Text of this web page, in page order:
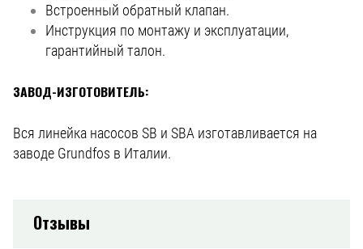
Встроенный обратный клапан.
Инструкция по монтажу и эксплуатации,
гарантийный талон.
ЗАВОД-ИЗГОТОВИТЕЛЬ:
Вся линейка насосов SB и SBA изготавливается на
заводе Grundfos в Италии.
Отзывы